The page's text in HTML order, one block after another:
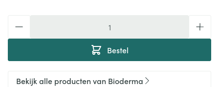
Bestel
Bekijk alle producten van Bioderma